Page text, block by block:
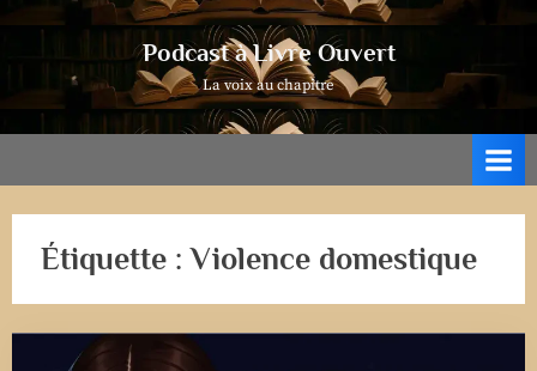
Podcast à Livre Ouvert
La voix au chapitre
Étiquette :Violence domestique